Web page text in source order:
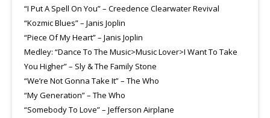
“I Put A Spell On You” – Creedence Clearwater Revival
“Kozmic Blues” – Janis Joplin
“Piece Of My Heart” – Janis Joplin
Medley: “Dance To The Music>Music Lover>I Want To Take
You Higher” – Sly & The Family Stone
“We’re Not Gonna Take It” – The Who
“My Generation” – The Who
“Somebody To Love” – Jefferson Airplane